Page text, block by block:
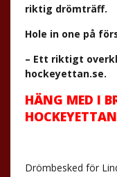
riktig drömträff.
Hole in one på
– Ett riktigt
hockeyettan.se.
HÄNG MED I
Drömbesked för